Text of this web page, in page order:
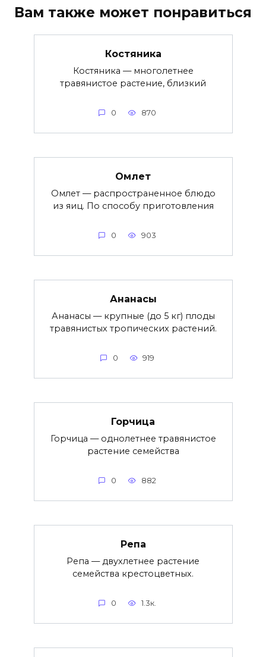
Вам также может понравиться
Костяника
Костяника — многолетнее
травянистое растение, близкий
0 870
Омлет
Омлет — распространенное блюдо
из яиц. По способу приготовления
0 903
Ананасы
Ананасы — крупные (до 5 кг) плоды
травянистых тропических растений.
0 919
Горчица
Горчица — однолетнее травянистое
растение семейства
0 882
Репа
Репа — двухлетнее растение
семейства крестоцветных.
0 1.3к.